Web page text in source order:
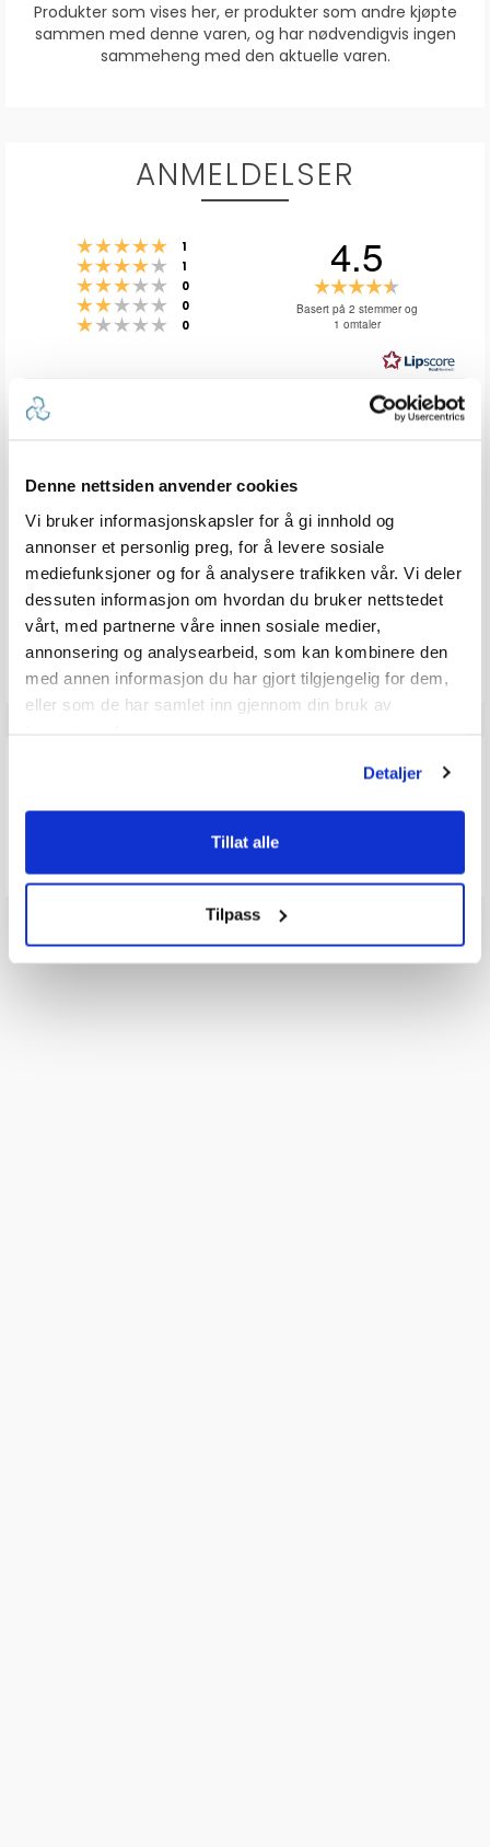
Denne nettsiden anvender cookies
Vi bruker informasjonskapsler for å gi innhold og
annonser et personlig preg, for å levere sosiale
mediefunksjoner og for å analysere trafikken vår. Vi deler
dessuten informasjon om hvordan du bruker nettstedet
vårt, med partnerne våre innen sosiale medier,
annonsering og analysearbeid, som kan kombinere den
med annen informasjon du har gjort tilgjengelig for dem,
eller som de har samlet inn gjennom din bruk av
Detaljer
Tillat alle
Tilpass
Produkter som vises her, er produkter som andre kjøpte
sammen med denne varen, og har nødvendigvis ingen
sammeheng med den aktuelle varen.
ANMELDELSER
Karakter: 5 av 5 mulige
1
Karakter: 4 av 5 mulige
1
Karakter: 3 av 5 mulige
0
Karakter: 2 av 5 mulige
0
Karakter: 1 av 5 mulige
0
4.5
4.5
5
mulige
Basert på 2 stemmer og
1 omtaler
Forfatter:
Emma Solveig Elisabeth Bönnemark Omtaledato:
05. Nov 2025
5
VerifisertKJØPER
Dato
13. Oct 2025
stemmer
Vær oppmerksom på at noen kunder gir en rating uten å skrive en
review, og at antallet ratings derfor vil være forskjellig fra antall
reviews.